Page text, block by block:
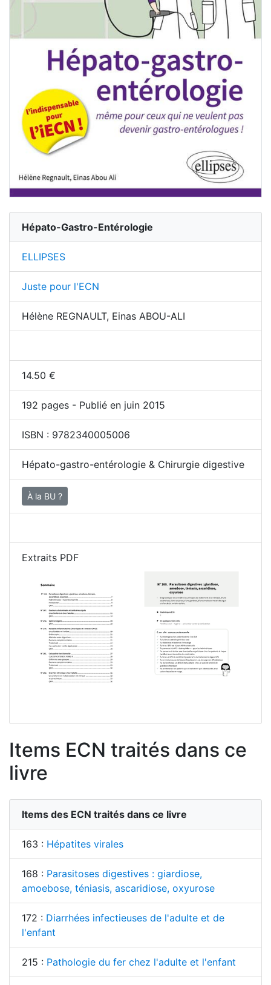
Hépato-Gastro-Entérologie
ELLIPSES
Juste pour l'ECN
Hélène REGNAULT, Einas ABOU-ALI
14.50 €
192 pages - Publié en juin 2015
ISBN : 9782340005006
Hépato-gastro-entérologie & Chirurgie digestive
À la BU ?
Extraits PDF
Items ECN traités dans ce
livre
Items des ECN traités dans ce livre
163 : Hépatites virales
168 : Parasitoses digestives : giardiose,
amoebose, téniasis, ascaridiose, oxyurose
172 : Diarrhées infectieuses de l'adulte et de
l'enfant
215 : Pathologie du fer chez l'adulte et l'enfant